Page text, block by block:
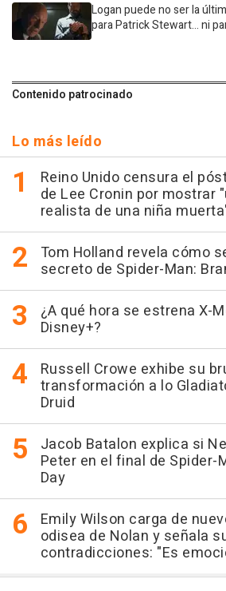
Logan puede no ser la
para Patrick Stewart... ni
Contenido patrocinado
Lo más leído
Reino Unido censura el
de Lee Cronin por mostrar
realista de una niña
Tom Holland revela cómo
secreto de Spider-Man:
¿A qué hora se estrena X-
Disney+?
Russell Crowe exhibe su
transformación a lo
Druid
Jacob Batalon explica si
Peter en el final de Spider-
Day
Emily Wilson carga de
odisea de Nolan y señala
contradicciones: "Es